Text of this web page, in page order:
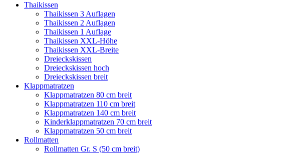
Thaikissen
Thaikissen 3 Auflagen
Thaikissen 2 Auflagen
Thaikissen 1 Auflage
Thaikissen XXL-Höhe
Thaikissen XXL-Breite
Dreieckskissen
Dreieckskissen hoch
Dreieckskissen breit
Klappmatratzen
Klappmatratzen 80 cm breit
Klappmatratzen 110 cm breit
Klappmatratzen 140 cm breit
Kinderklappmatratzen 70 cm breit
Klappmatratzen 50 cm breit
Rollmatten
Rollmatten Gr. S (50 cm breit)